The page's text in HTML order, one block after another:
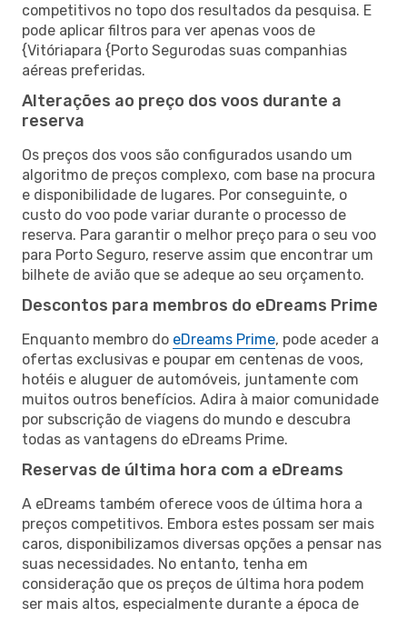
competitivos no topo dos resultados da pesquisa. E
pode aplicar filtros para ver apenas voos de
{Vitóriapara {Porto Segurodas suas companhias
aéreas preferidas.
Alterações ao preço dos voos durante a
reserva
Os preços dos voos são configurados usando um
algoritmo de preços complexo, com base na procura
e disponibilidade de lugares. Por conseguinte, o
custo do voo pode variar durante o processo de
reserva. Para garantir o melhor preço para o seu voo
para Porto Seguro, reserve assim que encontrar um
bilhete de avião que se adeque ao seu orçamento.
Descontos para membros do eDreams Prime
Enquanto membro do eDreams Prime, pode aceder a
ofertas exclusivas e poupar em centenas de voos,
hotéis e aluguer de automóveis, juntamente com
muitos outros benefícios. Adira à maior comunidade
por subscrição de viagens do mundo e descubra
todas as vantagens do eDreams Prime.
Reservas de última hora com a eDreams
A eDreams também oferece voos de última hora a
preços competitivos. Embora estes possam ser mais
caros, disponibilizamos diversas opções a pensar nas
suas necessidades. No entanto, tenha em
consideração que os preços de última hora podem
ser mais altos, especialmente durante a época de